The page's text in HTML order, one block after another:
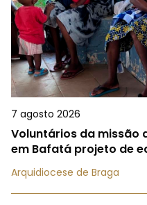
7 agosto 2026
Voluntários da missão
em Bafatá projeto de
Arquidiocese de Braga